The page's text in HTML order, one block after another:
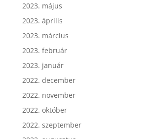
2023. május
2023. április
2023. március
2023. február
2023. január
2022. december
2022. november
2022. október
2022. szeptember